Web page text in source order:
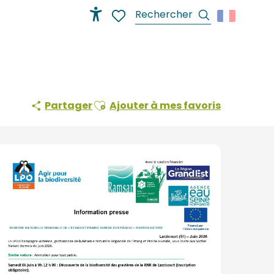
Recherche
PartagerAjouter aux favoris
Ajouter à mes favoris